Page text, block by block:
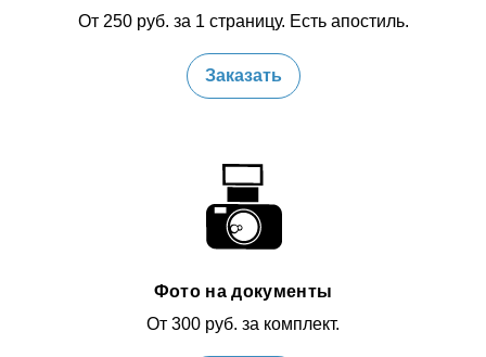
От 250 руб. за 1 страницу. Есть апостиль.
Заказать
Фото на документы
От 300 руб. за комплект.